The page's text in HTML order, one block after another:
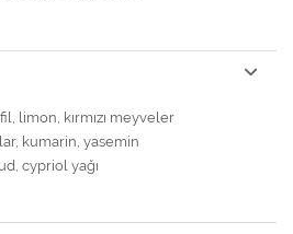
limon, kırmızı meyveler
kumarin, yasemin
cypriol yağı